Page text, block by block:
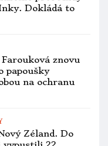
snůšku může
odchov
v zajetí
a výstav pro
2026